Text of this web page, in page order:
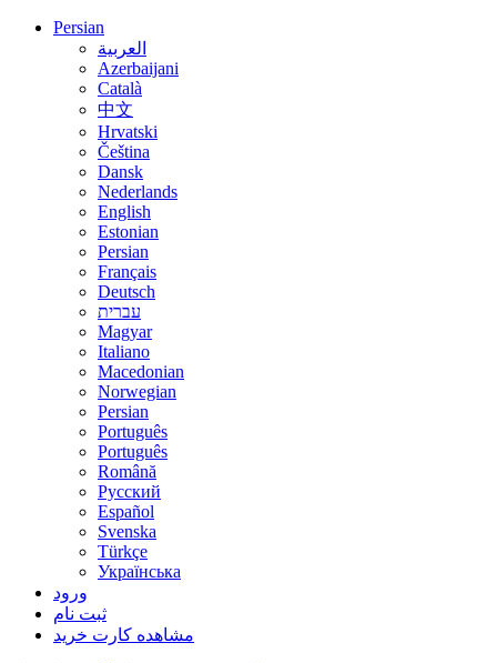
Persian
العربية
Azerbaijani
Català
中文
Hrvatski
Čeština
Dansk
Nederlands
English
Estonian
Persian
Français
Deutsch
עברית
Magyar
Italiano
Macedonian
Norwegian
Persian
Português
Português
Română
Русский
Español
Svenska
Türkçe
Українська
ورود
ثبت نام
مشاهده کارت خرید